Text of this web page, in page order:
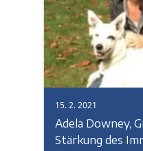
15. 2. 2021
Adela Downey,
Stärkung des